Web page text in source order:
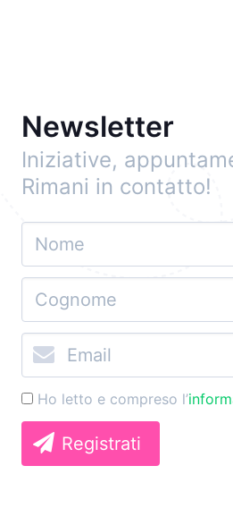
Newsletter
Iniziative,
Rimani in contatto!
Ho letto e compreso l’
Registrati